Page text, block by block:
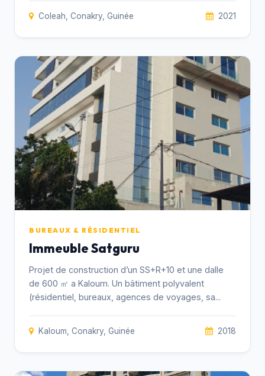
Coleah, Conakry, Guinée 2021
BUREAUX & RÉSIDENTIEL
Immeuble Satguru
Projet de construction d’un SS+R+10 et une dalle
de 600 ㎡ a Kaloum. Un bâtiment polyvalent
(résidentiel, bureaux, agences de voyages, sa...
Kaloum, Conakry, Guinée 2018